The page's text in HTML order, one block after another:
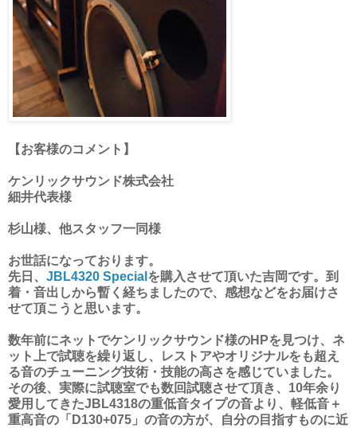
【お客様のコメント】
ケンリックサウンド株式会社
細井代表様
杉山様、他スタッフ一同様
お世話になっております。
先日、 JBL4320 Special を購入させて頂いた吉岡です。到
着・音出しから暫く経ちましたので、感想などをお届けさ
せて頂こうと思います。
数年前にネットでケンリックサウンド様のHPを見つけ、ネ
ット上で試聴を繰り返し、レストアやオリジナルをも超え
る音のチューニング技術・技能の高さを感じていました。
その後、実際に試聴室でも数回試聴させて頂き、10年余り
愛用してきたJBL4318の重低音タイプの音より、軽低音＋
重高音の「D130+075」の音の方が、自分の目指すものに近